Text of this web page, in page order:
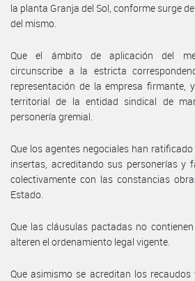
la planta Granja del Sol, conforme surge
del mismo.
Que el ámbito de aplicación del
circunscribe a la estricta
representación de la empresa firmante,
territorial de la entidad sindical de
personería gremial.
Que los agentes negociales han
insertas, acreditando sus personerías y
colectivamente con las constancias
Estado.
Que las cláusulas pactadas no
alteren el ordenamiento legal vigente.
Que asimismo se acreditan los